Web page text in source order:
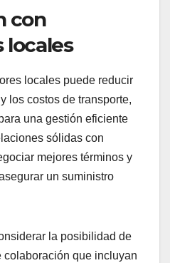
con
locales
locales puede reducir
los costos de transporte,
una gestión eficiente
sólidas con
mejores términos y
un suministro
la posibilidad de
colaboración que incluyan